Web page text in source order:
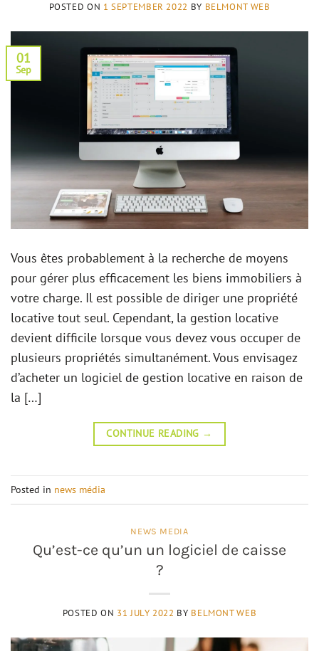
POSTED ON 1 SEPTEMBER 2022 BY BELMONT WEB
01
Sep
Vous êtes probablement à la recherche de moyens
pour gérer plus efficacement les biens immobiliers à
votre charge. Il est possible de diriger une propriété
locative tout seul. Cependant, la gestion locative
devient difficile lorsque vous devez vous occuper de
plusieurs propriétés simultanément. Vous envisagez
d’acheter un logiciel de gestion locative en raison de
la […]
CONTINUE READING →
Posted in news média
NEWS MEDIA
Qu’est-ce qu’un un logiciel de caisse
?
POSTED ON 31 JULY 2022 BY BELMONT WEB